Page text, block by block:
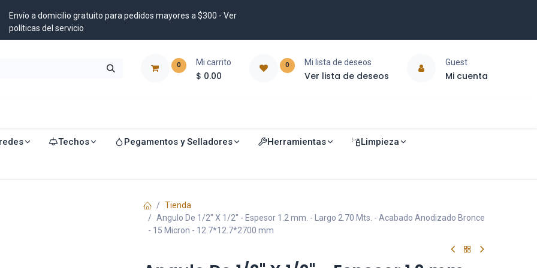
Envío a domicilio gratuito para pedidos mayores a $300 - Ver
políticas del servicio
0 Mi carrito
$ 0.00
0 Mi lista de deseos
Ver lista de deseos
Guest
Mi cuenta
Techos Pegamentos y Selladores Herramientas Limpieza
Tienda
Angulo De 1/2" X 1/2" - Espesor 1.2 mm. - Largo 2.70 Mts. - Acabado Anodizado Bronce
- 15 Micron - 12.7*12.7*2700 mm